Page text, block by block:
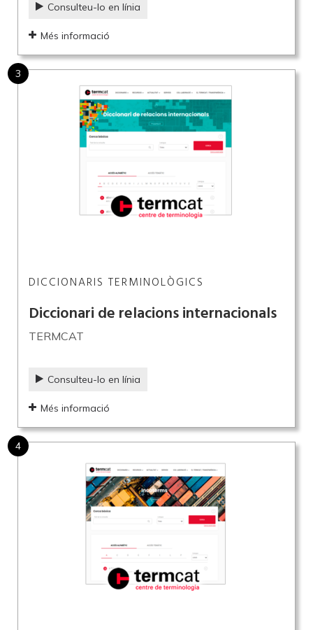
Consulteu-lo en línia
Més informació
3
DICCIONARIS TERMINOLÒGICS
Diccionari de relacions internacionals
TERMCAT
Consulteu-lo en línia
Més informació
4